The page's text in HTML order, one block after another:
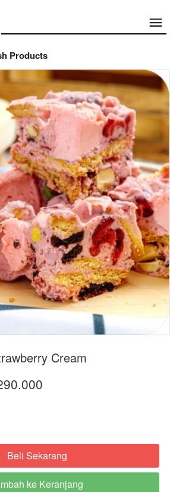
Products
Cream
`Beli Sekarang
ke Keranjang